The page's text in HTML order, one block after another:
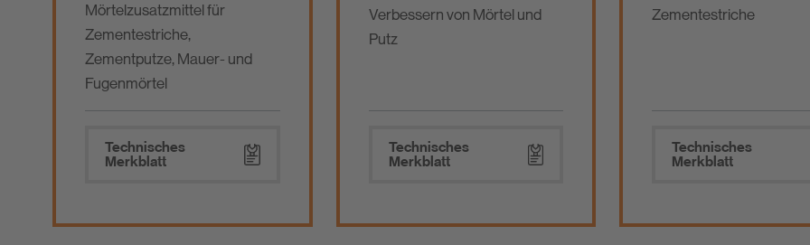
Mörtelzusatzmittel für
Zementestriche,
Zementputze, Mauer- und
Fugenmörtel
Technisches
Merkblatt
Verbessern von Mörtel und
Putz
Technisches
Merkblatt
Zementestriche
Technisches
Merkblatt